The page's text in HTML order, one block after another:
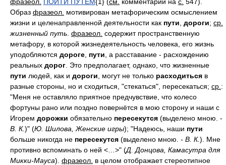
Образ фразеол. мотивирован метафорическим осмыслением
жизни и целенаправленной деятельности как пути дороги; ср.
жизненный путь фразеол. содержит пространственную
метафору, в которой жизнедеятельность человека, его жизнь
уподобляются дороге пути , а расставание - расхождению
реальных дорог . Это предполагает, однако, что жизненные
пути людей, как и дороги , могут не только расходиться в
разные стороны, но и сходиться, "стекаться", пересекаться; ср. :
"Меня не оставляло приятное предчувствие, что колесо
фортуны рано или поздно повернётся в мою сторону и наши с
Игорем дорожки обязательно пересекутся (выделено мною. -
В. К.)" (Ю. Шилова, Женские игры); "Надеюсь, наши пути
больше никогда не пересекутся (выделено мною. - В. К.). Мне
противно вспоминать о ней <…>" (Д. Донцова, Камасутра для
Микки-Мауса). фразеол. в целом отображает стереотипное